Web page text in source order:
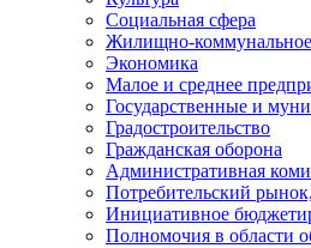
Социальная сфера
Жилищно-коммунальное
Экономика
Малое и среднее
Государственные и
Градостроительство
Гражданская оборона
Административная
Потребительский
Инициативное
Полномочия в области